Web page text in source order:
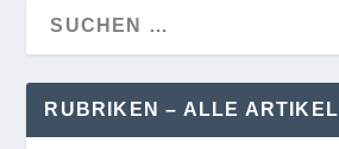
RUBRIKEN – ALLE ARTIKEL